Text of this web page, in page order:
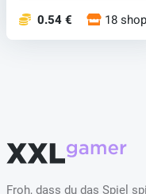
0.54 € 18
Froh, dass du das Spiel